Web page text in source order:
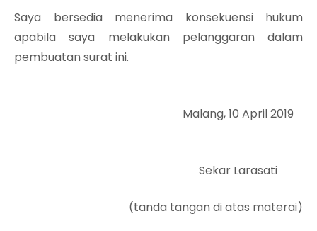
Saya bersedia menerima konsekuensi hukum
apabila saya melakukan pelanggaran dalam
pembuatan surat ini.
Malang, 10 April 2019
Sekar Larasati
(tanda tangan di atas materai)